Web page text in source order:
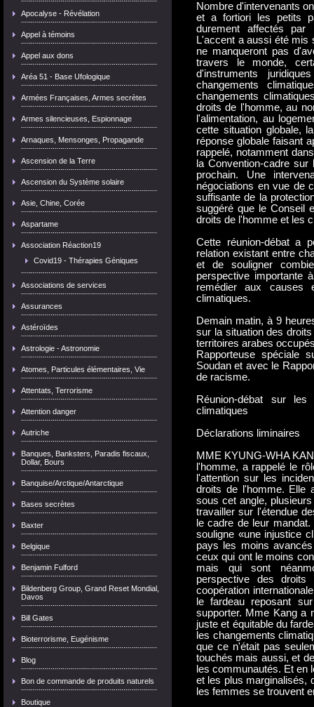
Apocalyse - Révélation
Appel à témoins
Appel aux dons
Aréa 51 - Base Ufologique
Armées Françaises, Armes secrètes
Armes silencieuses, Espionnage
Arnaques, Mensonges, Propagande
Ascension de la Terre
Ascension du Système solaire
Asie, Chine, Corée
Aspartame
Association Réaction19
Covid19 - Thérapies Géniques
Associations de services
Assurances
Astéroïdes
Astrologie - Astronomie
Atomes, Particules élémentaires, Vie
Attentats, Terrorisme
Attention danger
Autriche
Banques, Banksters, Paradis fiscaux,
Dollar, Bours
Banquise/Arctique/Antarctique
Bases secrètes
Baxter
Belgique
Benjamin Fulford
Bildenberg Group, Grand Reset Mondial,
Davos
Bill Gates
Bioterrorisme, Eugénisme
Blog
Bon de commande de produits naturels
Boutique
Nombre d'intervenants
et a fortiori les petits
durement affectés par
L'accent a aussi été mis
ne manqueront pas
travers le monde,
d'instruments
changements
changements
droits de l'homme, au
l'alimentation, au
cette situation globale,
réponse globale faisant
rappelé, notamment
la Convention-cadre
prochain. Une
négociations en vue de
suffisante de la
suggéré que le Conseil
droits de l'homme et les
Cette réunion-débat a
relation existant entre
et de souligner
perspective importante
remédier aux causes
climatiques.
Demain matin, à 9
sur la situation des
territoires arabes
Rapporteuse spéciale
Soudan et avec le
de racisme.
Réunion-débat sur
climatiques
Déclarations liminaires
MME KYUNG-WHA
l'homme, a rappelé le
l'attention sur les
droits de l'homme. Elle
sous cet angle,
travailler sur l'étendue
le cadre de leur
souligne «une injustice
pays les moins
ceux qui ont le moins
mais qui sont
perspective des
coopération
le fardeau reposant
supporter. Mme Kang a
juste et équitable du
les changements
que ce n'était pas
touchés mais aussi, et
les communautés. Et en
et les plus marginalisés,
les femmes se trouvent